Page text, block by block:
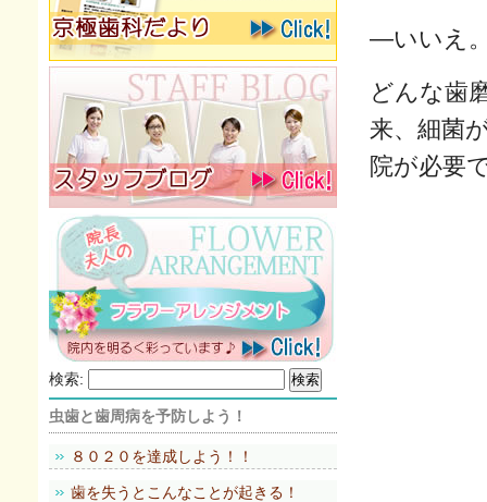
―いいえ
どんな歯
来、細菌
院が必要
検索:
虫歯と歯周病を予防しよう！
８０２０を達成しよう！！
歯を失うとこんなことが起きる！